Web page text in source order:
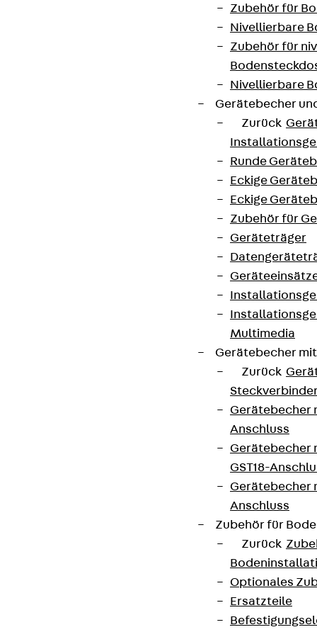
Zubehör für
Nivellierbare
Zubehör für
Nivellierbare
Gerätebecher
Zurück
Runde
Eckige
Eckige
Zubehör für
Geräteträger
Multimedia
Gerätebecher
Zurück
Gerätebecher
Anschluss
Gerätebecher
GST18-
Gerätebecher
Anschluss
Zubehör für
Zurück
Optionales
Ersatzteile